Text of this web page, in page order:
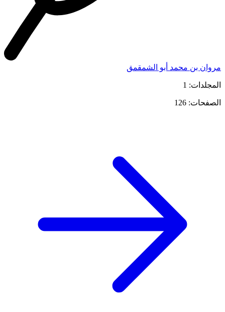
مروان بن محمد أبو الشمقمق
المجلدات: 1
الصفحات: 126